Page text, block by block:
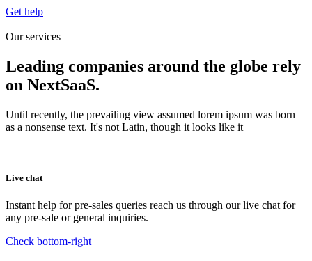
Get help
Our services
Leading companies around the globe rely
on NextSaaS.
Until recently, the prevailing view assumed lorem ipsum was born
as a nonsense text. It's not Latin, though it looks like it
Live chat
Instant help for pre-sales queries reach us through our live chat for
any pre-sale or general inquiries.
Check bottom-right